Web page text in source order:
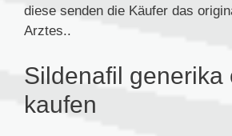
diese senden die Käufer das
Arztes..
Sildenafil generika
kaufen